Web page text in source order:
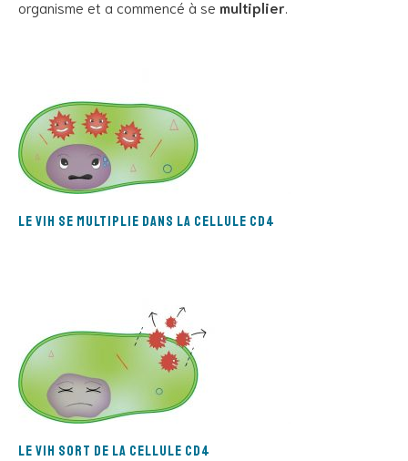
organisme et a commencé à se multiplier
le VIH se multiplie dans la cellule CD4
le VIH sort de la cellule CD4